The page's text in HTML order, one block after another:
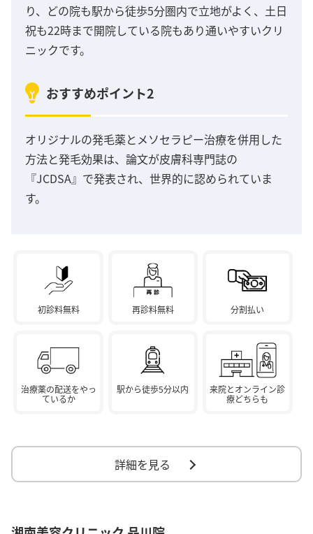
り、どの院も駅から徒歩5分圏内で立地がよく、土日
祝も22時まで開院している院もあり通いやすいクリ
ニックです。
おすすめポイント2
オリジナルの発毛薬とメソセラピー治療を併用した
方法と発毛効果は、論文が皮膚科専門誌の
『JCDSA』で発表され、世界的に認められていま
す。
初診料無料 再診料無料 分割払い
治療薬の配送をやっ
ているか
駅から徒歩5分以内
来院とオンライン診
療どちらも
詳細を見る